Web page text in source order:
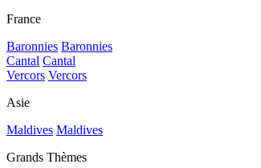
France
Baronnies Baronnies
Cantal Cantal
Vercors Vercors
Asie
Maldives Maldives
Grands Thèmes